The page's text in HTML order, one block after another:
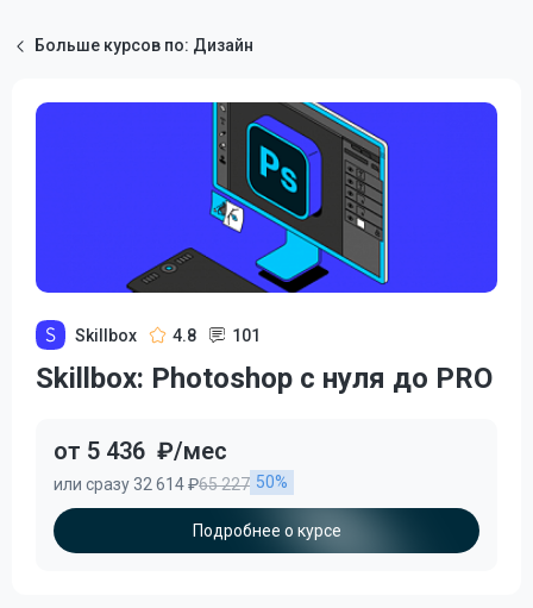
Больше курсов по: Дизайн
Skillbox 4.8 101
Skillbox: Photoshop с нуля до PRO
от 5 436 ₽/мес
или сразу 32 614 ₽65 227 50%
Подробнее о курсе